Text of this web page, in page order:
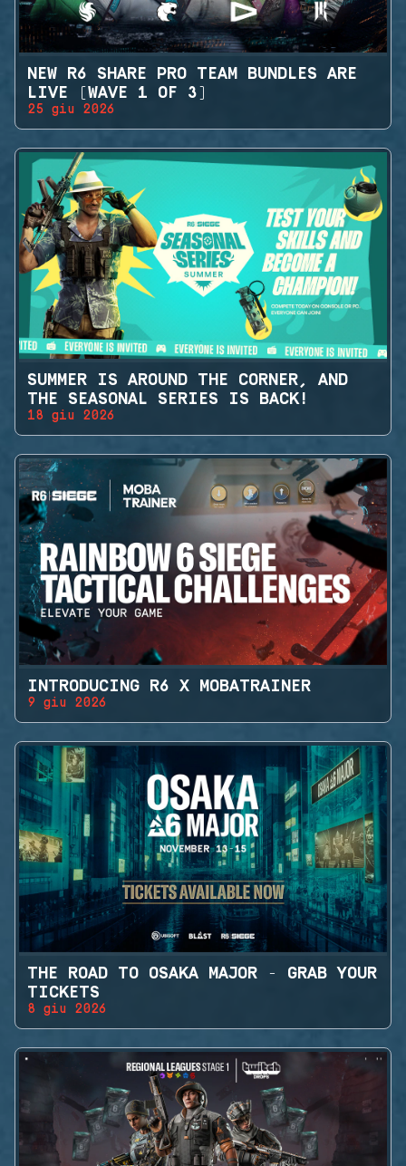
NEW R6 SHARE PRO TEAM BUNDLES ARE
LIVE (WAVE 1 OF 3)
25 giu 2026
SUMMER IS AROUND THE CORNER, AND
THE SEASONAL SERIES IS BACK!
18 giu 2026
INTRODUCING R6 X MOBATRAINER
9 giu 2026
THE ROAD TO OSAKA MAJOR - GRAB YOUR
TICKETS
8 giu 2026